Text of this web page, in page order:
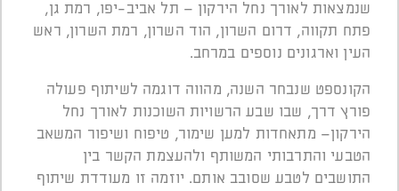
שנמצאות לאורך נחל הירקון – תל אביב-יפו, רמת גן,
פתח תקווה, דרום השרון, הוד השרון, רמת השרון, ראש
העין וארגונים נוספים במרחב.
הקונספט שנבחר השנה, מהווה דוגמה לשיתוף פעולה
פורץ דרך, שבו שבע הרשויות השוכנות לאורך נחל
הירקון– מתאחדות למען שימור, טיפוח ושיפור המשאב
הטבעי והתרבותי המשותף ולהעצמת הקשר בין
התושבים לטבע שסובב אותם. יוזמה זו מעודדת שיתוף